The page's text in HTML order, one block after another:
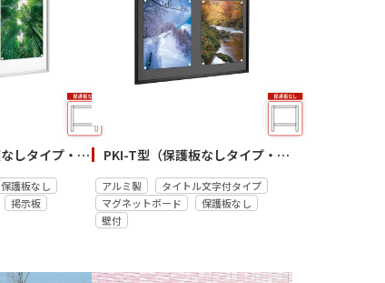
PKI-N型（保護板なしタイプ・壁付）
保護板なし
掲示板
PKI-T型（保護板なしタイプ・壁付）
アルミ製
タイトル文字付タイプ
マグネットボード
保護板なし
壁付